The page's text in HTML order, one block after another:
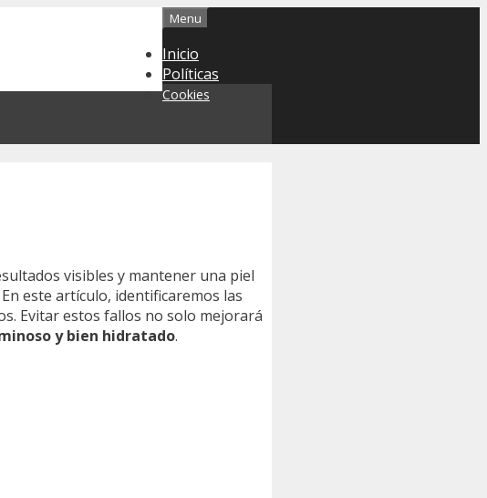
Menu
Inicio
Políticas
Cookies
visibles y mantener una piel
este artículo, identificaremos las
Evitar estos fallos no solo mejorará
y bien hidratado.